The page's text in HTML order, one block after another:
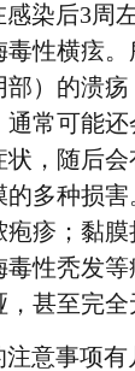
染后3周
性横痃
）的溃
常可能
，随后
多种损
疹；黏
性秃发
甚至完全
意事项有